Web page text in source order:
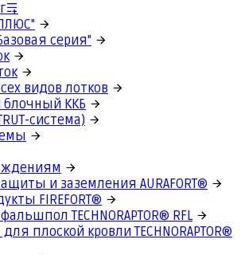
серия"
видов лотков
блочный ККБ
система)
и заземления AURAFORT®
FIREFORT®
TECHNORAPTOR® RFL
плоской кровли TECHNORAPTOR®